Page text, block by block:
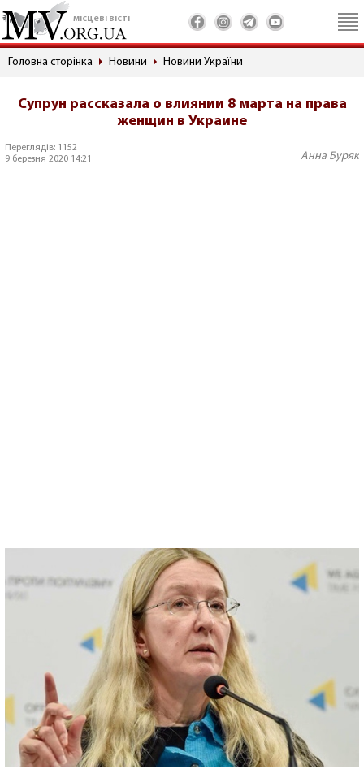
місцеві вісті
Головна сторінка Новини Новини України
Супрун рассказала о влиянии 8 марта на права
женщин в Украине
Переглядів: 1152
9 березня 2020 14:21
Анна Буряк